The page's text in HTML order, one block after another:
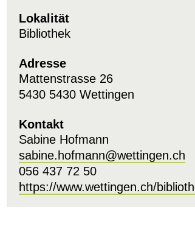
Lokalität
Bibliothek
Adresse
Mattenstrasse 26
5430 5430 Wettingen
Kontakt
Sabine Hofmann
sabine.hofmann@wettingen.ch
056 437 72 50
https://www.wettingen.ch/